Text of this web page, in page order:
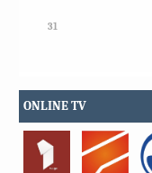
31
ONLINE TV